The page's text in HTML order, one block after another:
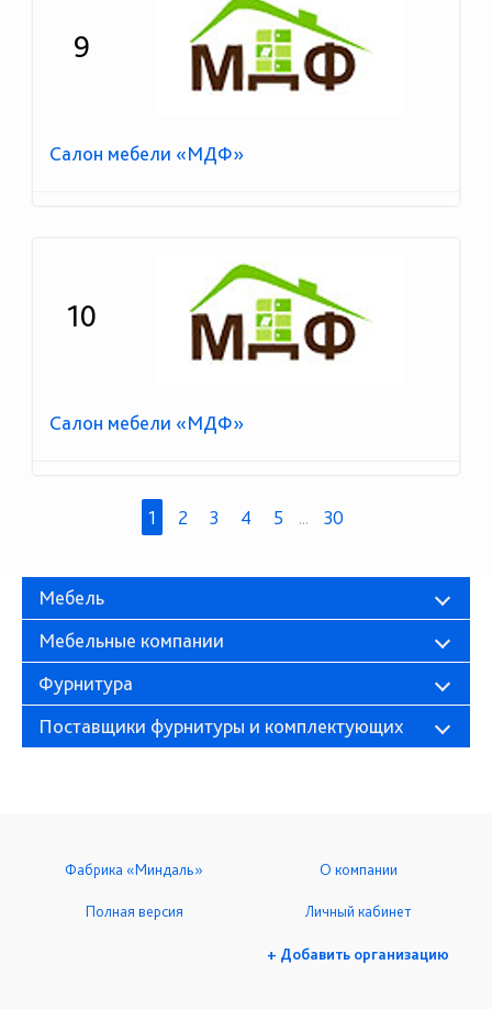
9
Салон мебели «МДФ»
10
Салон мебели «МДФ»
1 2 3 4 5 ... 30
Мебель
Мебельные компании
Фурнитура
Поставщики фурнитуры и комплектующих
Фабрика «Миндаль» О компании
Полная версия Личный кабинет
+ Добавить организацию